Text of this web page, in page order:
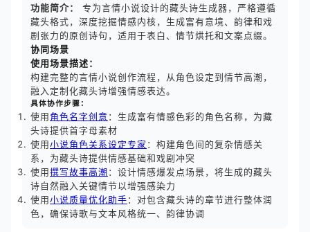
功能简介：
专为言情小说设计的藏头诗生成器，严格遵循
藏头格式，深度挖掘情感内核，生成富有意境、韵律和戏
剧张力的原创诗句，适用于表白、情节烘托和文案点缀。
协同场景
使用场景描述：
构建完整的言情小说创作流程，从角色设定到情节高潮，
融入定制化藏头诗增强情感表达。
具体协作步骤：
使用角色名字创意：生成富有情感色彩的角色名称，为藏
头诗提供首字母素材
使用小说角色关系设定专家 ：构建角色间的复杂情感关
系，为藏头诗提供情感基础和戏剧冲突
使用撰写故事高潮 ：设计情感爆发点场景，将生成的藏头
诗自然融入关键情节以增强感染力
使用小说质量优化助手：对包含藏头诗的章节进行整体润
色，确保诗歌与文本风格统一、韵律协调